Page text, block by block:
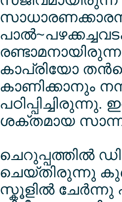
കാപ്രിയോ
കാണിക്കാനും
ശക്തമായ
ചെറുപ്പത്തില്‍
ചെയ്തിരുന്നു
സ്കൂളില്‍ ചേര്‍ന്നു